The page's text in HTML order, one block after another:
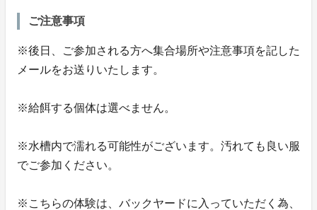
ご注意事項
※後日、ご参加される方へ集合場所や注意事項を記した
メールをお送りいたします。
※給餌する個体は選べません。
※水槽内で濡れる可能性がございます。汚れても良い服
でご参加ください。
※こちらの体験は、バックヤードに入っていただく為、